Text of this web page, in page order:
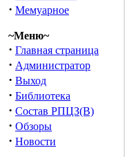
· Мемуарное
~Меню~
· Главная страница
· Администратор
· Выход
· Библиотека
· Состав РПЦЗ(В)
· Обзоры
· Новости